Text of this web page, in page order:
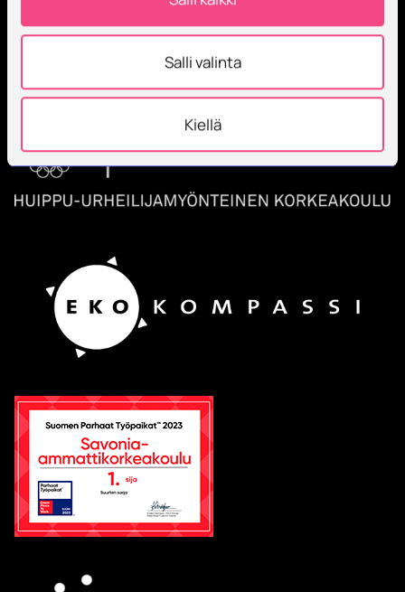
Salli valinta
Kiellä
Opiskelijoita + 9000